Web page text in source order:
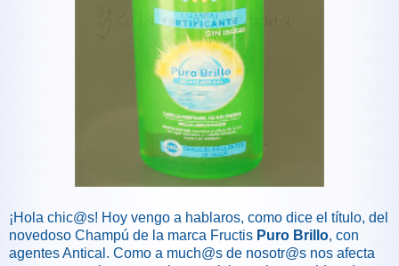
¡Hola chic@s! Hoy vengo a hablaros, como dice el título, del
novedoso Champú de la marca Fructis Puro Brillo, con
agentes Antical. Como a much@s de nosotr@s nos afecta